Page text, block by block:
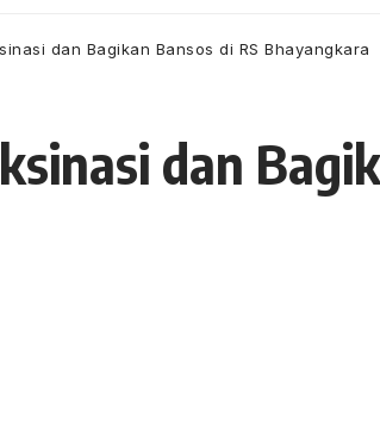
dan Bagikan Bansos di RS Bhayangkara
dan